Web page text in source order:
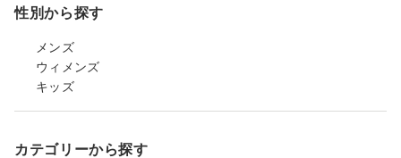
性別から探す
メンズ
ウィメンズ
キッズ
カテゴリーから探す